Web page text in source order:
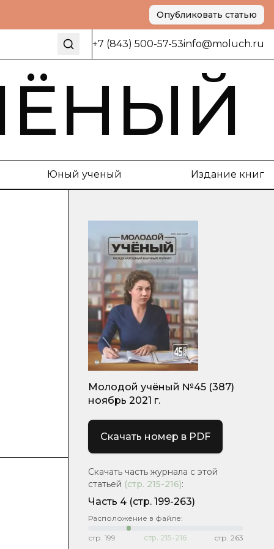
Опубликовать статью
+7 (843) 500-57-53info@moluch.ru
Юный ученый Издание книг
Молодой учёный №45 (387)
ноябрь 2021 г.
Скачать номер в PDF
Скачать часть журнала с этой
статьей (стр. 215-216):
Часть 4 (стр. 199-263)
Расположение в файле:
стр. 199 стр. 215-216 стр. 263